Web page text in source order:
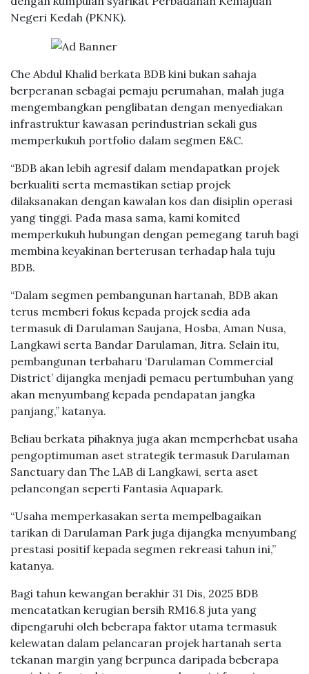
Negeri Kedah (PKNK).
Che Abdul Khalid berkata BDB kini bukan sahaja
berperanan sebagai pemaju perumahan, malah juga
mengembangkan penglibatan dengan menyediakan
infrastruktur kawasan perindustrian sekali gus
memperkukuh portfolio dalam segmen E&C.
“BDB akan lebih agresif dalam mendapatkan projek
berkualiti serta memastikan setiap projek
dilaksanakan dengan kawalan kos dan disiplin operasi
yang tinggi. Pada masa sama, kami komited
memperkukuh hubungan dengan pemegang taruh bagi
membina keyakinan berterusan terhadap hala tuju
BDB.
“Dalam segmen pembangunan hartanah, BDB akan
terus memberi fokus kepada projek sedia ada
termasuk di Darulaman Saujana, Hosba, Aman Nusa,
Langkawi serta Bandar Darulaman, Jitra. Selain itu,
pembangunan terbaharu ‘Darulaman Commercial
District’ dijangka menjadi pemacu pertumbuhan yang
akan menyumbang kepada pendapatan jangka
panjang,” katanya.
Beliau berkata pihaknya juga akan memperhebat usaha
pengoptimuman aset strategik termasuk Darulaman
Sanctuary dan The LAB di Langkawi, serta aset
pelancongan seperti Fantasia Aquapark.
“Usaha memperkasakan serta mempelbagaikan
tarikan di Darulaman Park juga dijangka menyumbang
prestasi positif kepada segmen rekreasi tahun ini,”
katanya.
Bagi tahun kewangan berakhir 31 Dis, 2025 BDB
mencatatkan kerugian bersih RM16.8 juta yang
dipengaruhi oleh beberapa faktor utama termasuk
kelewatan dalam pelancaran projek hartanah serta
tekanan margin yang berpunca daripada beberapa